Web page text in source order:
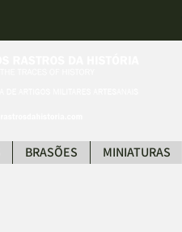
BRASÕES MINIATURAS